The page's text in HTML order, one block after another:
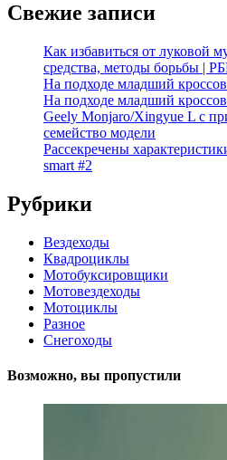
Свежие записи
Как избавиться от луковой
средства, методы борьбы |
На подходе младший
На подходе младший
Geely Monjaro/Xingyue L с
семейство модели
Рассекречены
smart #2
Рубрики
Вездеходы
Квадроциклы
Мотобуксировщики
Мотовездеходы
Мотоциклы
Разное
Снегоходы
Возможно, вы пропустили